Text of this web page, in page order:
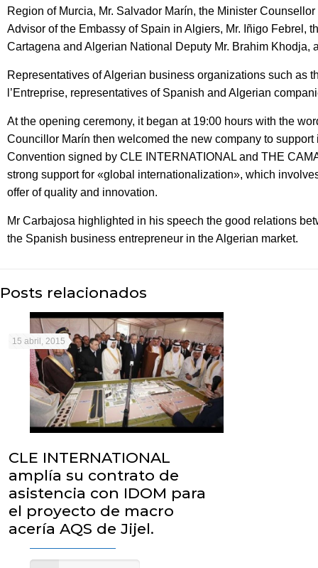
Region of Murcia, Mr. Salvador Marín, the Minister
Advisor of the Embassy of Spain in Algiers, Mr. Iñigo Febrel,
Cartagena and Algerian National Deputy Mr. Brahim Khodja,
Representatives of Algerian business organizations such as
l’Entreprise, representatives of Spanish and Algerian
At the opening ceremony, it began at 19:00 hours with the
Councillor Marín then welcomed the new company to
Convention signed by CLE INTERNATIONAL and THE
strong support for «global internationalization», which
offer of quality and innovation.
Mr Carbajosa highlighted in his speech the good relations
the Spanish business entrepreneur in the Algerian market.
Posts relacionados
15 abril, 2015
CLE INTERNATIONAL
amplía su contrato de
asistencia con IDOM para
el proyecto de macro
acería AQS de Jijel.